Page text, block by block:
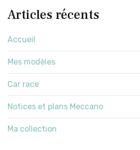
Articles récents
Accueil
Mes modèles
Car race
Notices et plans Meccano
Ma collection